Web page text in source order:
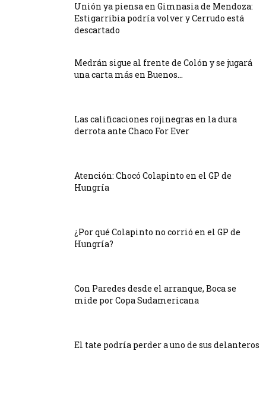
Unión ya piensa en Gimnasia de Mendoza:
Estigarribia podría volver y Cerrudo está
descartado
Medrán sigue al frente de Colón y se jugará
una carta más en Buenos...
Las calificaciones rojinegras en la dura
derrota ante Chaco For Ever
Atención: Chocó Colapinto en el GP de
Hungría
¿Por qué Colapinto no corrió en el GP de
Hungría?
Con Paredes desde el arranque, Boca se
mide por Copa Sudamericana
El tate podría perder a uno de sus delanteros